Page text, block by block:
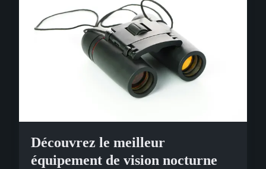
Découvrez le meilleur
équipement de vision nocturne